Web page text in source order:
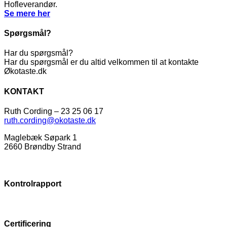
Hofleverandør.
Se mere her
Spørgsmål?
Har du spørgsmål?
Har du spørgsmål er du altid velkommen til at kontakte
Økotaste.dk
KONTAKT
Ruth Cording – 23 25 06 17
ruth.cording@okotaste.dk
Maglebæk Søpark 1
2660 Brøndby Strand
Kontrolrapport
Certificering